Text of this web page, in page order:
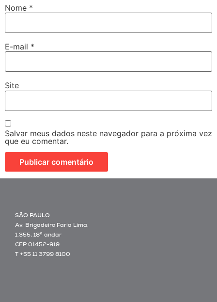
Nome *
E-mail *
Site
Salvar meus dados neste navegador para a próxima vez
que eu comentar.
SÃO PAULO
Av. Brigadeiro Faria Lima,
1.355, 18º andar
CEP 01452-919
T +55 11 3799 8100